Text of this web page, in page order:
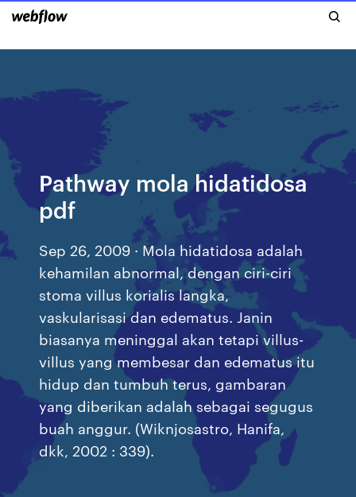
Pathway mola hidatidosa
pdf
Sep 26, 2009 · Mola hidatidosa adalah
kehamilan abnormal, dengan ciri-ciri
stoma villus korialis langka,
vaskularisasi dan edematus. Janin
biasanya meninggal akan tetapi villus-
villus yang membesar dan edematus itu
hidup dan tumbuh terus, gambaran
yang diberikan adalah sebagai segugus
buah anggur. (Wiknjosastro, Hanifa,
dkk, 2002 : 339).